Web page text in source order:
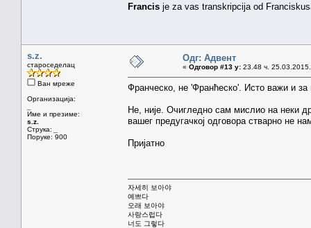
Francis je za vas transkripcija od
s.z.
староседелац
Ван мреже
Организација:
Име и презиме:
s.z.
Струка:
Поруке: 900
Одг: Адвент
« Одговор #13 у: 23.48 ч.
Франческо, не 'Франћеско'. Исто важи и за
Не, није. Очигледно сам мислио на неки
вашег предугачкој одговора стварно не
Пријатно
자세히 보아야
예쁘다
오래 보아야
사랑스럽다
너도 그렇다